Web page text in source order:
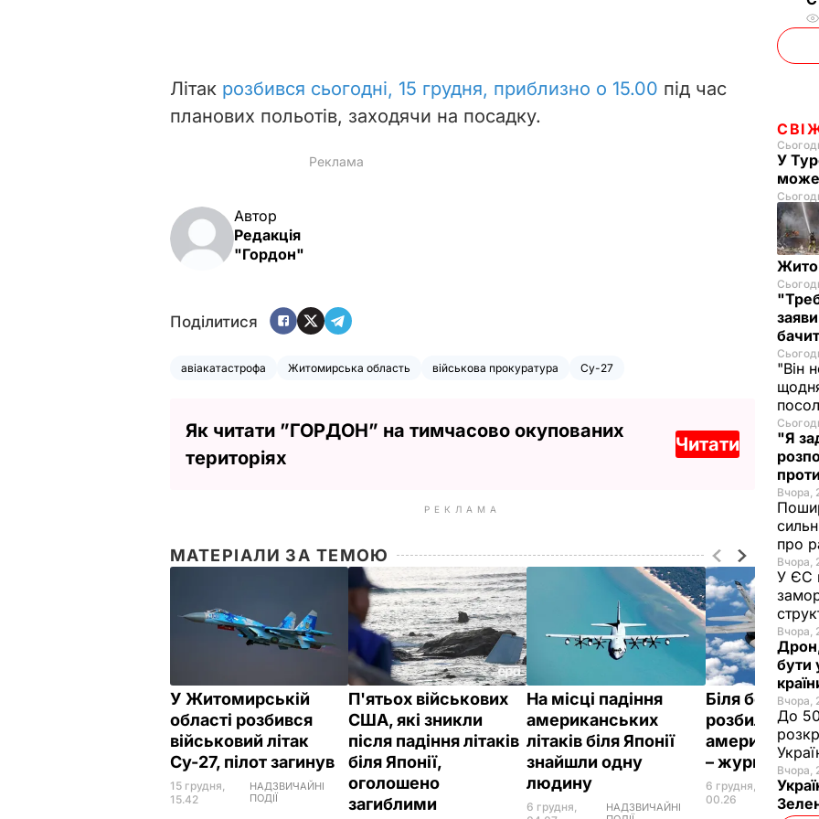
Літак розбився сьогодні, 15 грудня, приблизно о 15.00 під час
планових польотів, заходячи на посадку.
Автор
Редакція
"Гордон"
Поділитися
авіакатастрофа Житомирська область військова прокуратура Су-27
Як читати ”ГОРДОН” на тимчасово окупованих
територіях
Читати
РЕКЛАМА
МАТЕРІАЛИ ЗА ТЕМОЮ
У Житомирській
області розбився
військовий літак
Су-27, пілот загинув
15 грудня,
15.42
НАДЗВИЧАЙНІ
ПОДІЇ
П'ятьох військових
США, які зникли
після падіння літаків
біля Японії,
оголошено
загиблими
На місці падіння
американських
літаків біля Японії
знайшли одну
людину
6 грудня,
НАДЗВИЧАЙНІ
Біля берегів
розбилося
– журналіст
6 грудня,
00.26
ПОДІЇ
У
може
"Він
"Я
Вчора,
про
Вчора,
У ЄС
Вчора,
Дрон,
бути
Вчора,
До 50
Вчора,